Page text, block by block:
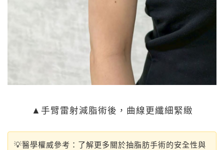
▲手臂雷射減脂術後，曲線更纖細緊緻
💡醫學權威參考： 了解更多關於抽脂肪手術的安全性與